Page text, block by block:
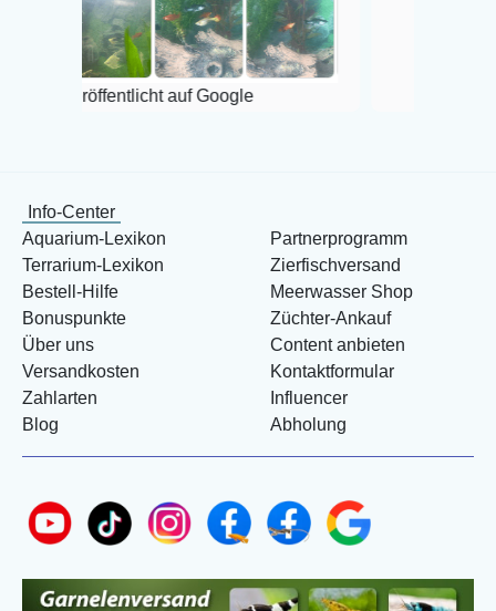
auf Google
Veröffentlicht auf
Info-Center
Aquarium-Lexikon
Terrarium-Lexikon
Bestell-Hilfe
Bonuspunkte
Über uns
Versandkosten
Zahlarten
Blog
Partnerprogramm
Zierfischversand
Meerwasser Shop
Züchter-Ankauf
Content anbieten
Kontaktformular
Influencer
Abholung